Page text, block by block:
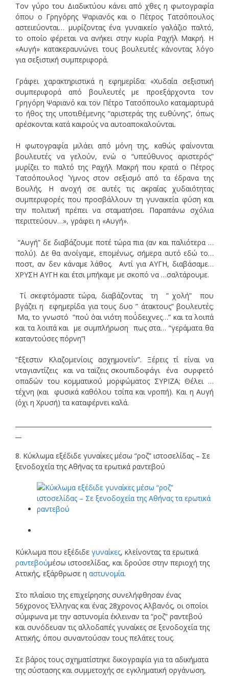
Τον γύρο του Διαδικτύου κάνει από χθες η φωτογραφία
όπου ο Γρηγόρης Ψαριανός και ο Πέτρος Τατσόπουλος
αστειεύονται… μυρίζοντας ένα γυναικείο γαλάζιο παλτό,
το οποίο φέρεται να ανήκει στην κυρία Ραχήλ Μακρή. Η
«Αυγή» κατακεραυνώνει τους βουλευτές κάνοντας λόγο
για σεξιστική συμπεριφορά.
Γράφει χαρακτηριστικά η εφημερίδα: «Χυδαία σεξιστική
συμπεριφορά από βουλευτές με προεξάρχοντα τον
Γρηγόρη Ψαριανό και τον Πέτρο Τατσόπουλο καταμαρτυρά
το ήθος της υποτιθέμενης “αριστεράς της ευθύνης”, όπως
αρέσκονται κατά καιρούς να αυτοαποκαλούνται.
Η φωτογραφία μιλάει από μόνη της, καθώς φαίνονται
βουλευτές να γελούν, ενώ ο “υπεύθυνος αριστερός”
μυρίζει το παλτό της Ραχήλ Μακρή που κρατά ο Πέτρος
Τατσόπουλος! Ύμνος στον σεξισμό από τα έδρανα της
Βουλής. Η ανοχή σε αυτές τις ακραίας χυδαιότητας
συμπεριφορές που προσβάλλουν τη γυναικεία φύση και
την πολιτική πρέπει να σταματήσει. Παραπάνω σχόλια
περιττεύουν…», γράφει η «Αυγή».
“Αυγή” δε διαβάζουμε ποτέ τώρα πια (αν και παλιότερα …
πολύ). Δε θα ανοίγαμε, επομένως, σήμερα αυτό εδώ το…
ποστ, αν δεν κάναμε λάθος. Αντί για ΑΥΓΗ, διαβάσαμε…
ΧΡΥΣΗ ΑΥΓΗ και έτσι μπήκαμε με σκοπό να …σαλτάρουμε.
Τί σκεφτόμαστε τώρα, διαβάζοντας τη ” χολή” που
βγάζει η εφημερίδα για τους δυο ” άτακτους” βουλευτές;
Μα, το γνωστό “πού ΄σαι νιότη πού΄δειχνες…” και τα λοιπά
και τα λοιπά και με συμπλήρωση πως στα… “γεράματα θα
καταντούσες πόρνη”!
“΄Εξεστιν Κλαζομενίοις ασχημονείν”. Ξέρεις τί είναι να
νταγιαντίζεις και να ταϊζεις σκουπιδοφάγι ένα συρφετό
οπαδών του κομματικού μορφώματος ΣΥΡΙΖΑ; Θέλει …
τέχνη (και φυσικά καθόλου τσίπα και νροπή). Και η Αυγή
(όχι η Χρυσή) τα καταφέρνει καλά.
8. Κύκλωμα εξέδιδε γυναίκες μέσω “ροζ” ιστοσελίδας – Σε
ξενοδοχεία της Αθήνας τα ερωτικά ραντεβού
Κύκλωμα που εξέδιδε γυναίκες, κλείνοντας τα ερωτικά
ραντεβούμέσω ιστοσελίδας, και δρούσε στην περιοχή της
Αττικής, εξάρθρωσε η αστυνομία.
Στο πλαίσιο της επιχείρησης συνελήφθησαν ένας
56χρονος Έλληνας και ένας 28χρονος Αλβανός, οι οποίοι
σύμφωνα με την αστυνομία έκλειναν τα “ροζ” ραντεβού
και συνόδευαν τις αλλοδαπές γυναίκες σε ξενοδοχεία της
Αττικής, όπου συναντούσαν τους πελάτες τους.
Σε βάρος τους σχηματίστηκε δικογραφία για τα αδικήματα
της σύστασης και συμμετοχής σε εγκληματική οργάνωση,